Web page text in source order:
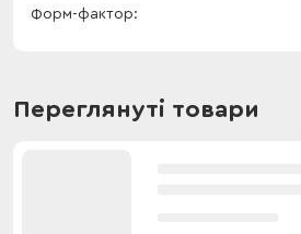
Форм-фактор
Переглянуті товари